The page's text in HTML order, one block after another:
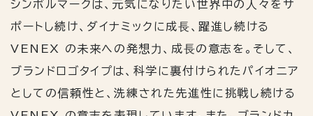
シンボルマークは、元気になりたい世界中の⼈々をサ
ポートし続け、ダイナミックに成⻑、躍進し続ける
VENEX の未来への発想⼒、成⻑の意志を。そして、
ブランドロゴタイプは、科学に裏付けられたパイオニア
としての信頼性と、洗練された先進性に挑戦し続ける